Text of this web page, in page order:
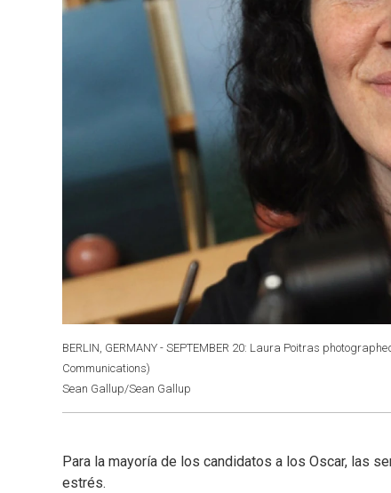
BERLIN, GERMANY - SEPTEMBER 20: Laura Poitras
Communications)
Sean Gallup/Sean Gallup
Para la mayoría de los candidatos a los Oscar, las
estrés.